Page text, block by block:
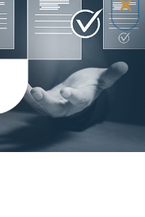
4698
80240-000